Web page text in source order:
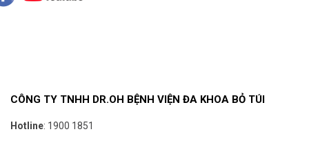
CÔNG TY TNHH DR.OH BỆNH VIỆN ĐA KHOA BỎ TÚI
Hotline: 1900 1851